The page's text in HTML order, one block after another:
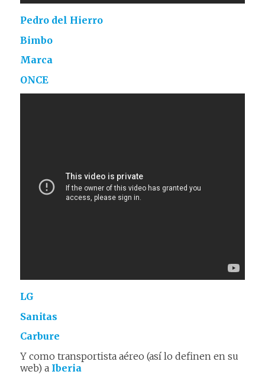
Pedro del Hierro
Bimbo
Marca
ONCE
LG
Sanitas
Carbure
Y como transportista aéreo (así lo definen en su
web) a Iberia